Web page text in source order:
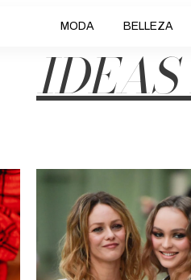
MODA BELLEZA
IDEAS